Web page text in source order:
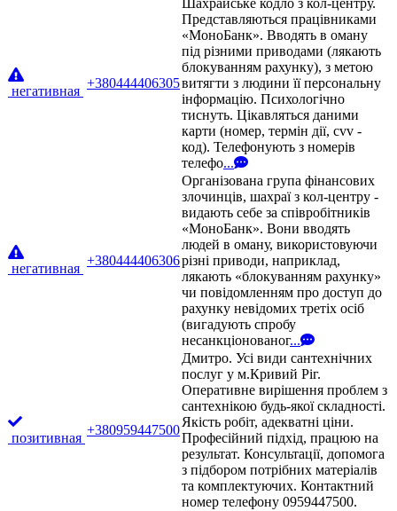
негативная
+380444406305
Шахрайське кодло з кол-центру.
Представляються працівниками
«МоноБанк». Вводять в оману
під різними приводами (лякають
блокуванням рахунку), з метою
витягти з людини її персональну
інформацію. Психологічно
тиснуть. Цікавляться даними
карти (номер, термін дії, cvv -
код). Телефонують з номерів
телефо...
негативная
+380444406306
Організована група фінансових
злочинців, шахраї з кол-центру -
видають себе за співробітників
«МоноБанк». Вони вводять
людей в оману, використовуючи
різні приводи, наприклад,
лякають «блокуванням рахунку»
чи повідомленням про доступ до
рахунку невідомих третіх осіб
(вигадують спробу
несанкціонованог...
позитивная
+380959447500
Дмитро. Усі види сантехнічних
послуг у м.Кривий Ріг.
Оперативне вирішення проблем з
сантехнікою будь-якої складності.
Якість робіт, адекватні ціни.
Професійний підхід, працюю на
результат. Консультації, допомога
з підбором потрібних матеріалів
та комплектуючих. Контактний
номер телефону 0959447500.